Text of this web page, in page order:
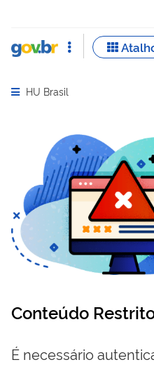
Abrir menu principal de
HU Brasil
Conteúdo
É necessário